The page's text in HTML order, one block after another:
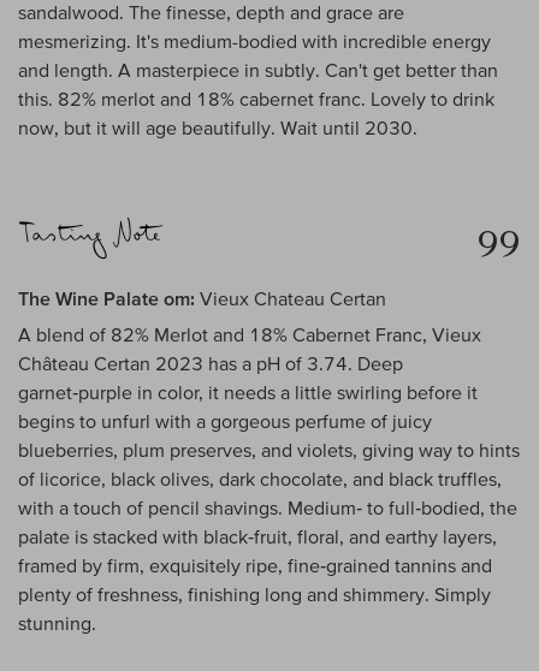
sandalwood. The finesse, depth and grace are
mesmerizing. It's medium-bodied with incredible energy
and length. A masterpiece in subtly. Can't get better than
this. 82% merlot and 18% cabernet franc. Lovely to drink
now, but it will age beautifully. Wait until 2030.
99
The Wine Palate om: Vieux Chateau Certan
A blend of 82% Merlot and 18% Cabernet Franc, Vieux
Château Certan 2023 has a pH of 3.74. Deep
garnet‑purple in color, it needs a little swirling before it
begins to unfurl with a gorgeous perfume of juicy
blueberries, plum preserves, and violets, giving way to hints
of licorice, black olives, dark chocolate, and black truffles,
with a touch of pencil shavings. Medium‑ to full‑bodied, the
palate is stacked with black‑fruit, floral, and earthy layers,
framed by firm, exquisitely ripe, fine‑grained tannins and
plenty of freshness, finishing long and shimmery. Simply
stunning.